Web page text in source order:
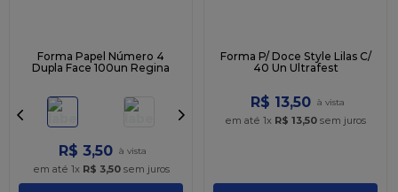
Forma Papel Número 4
Dupla Face 100un Regina
R$ 3,50
em até 1x R$ 3,50sem juros
Forma P/ Doce Style Lilas C/
40 Un Ultrafest
R$ 13,50
em até 1x R$ 13,50 sem juros